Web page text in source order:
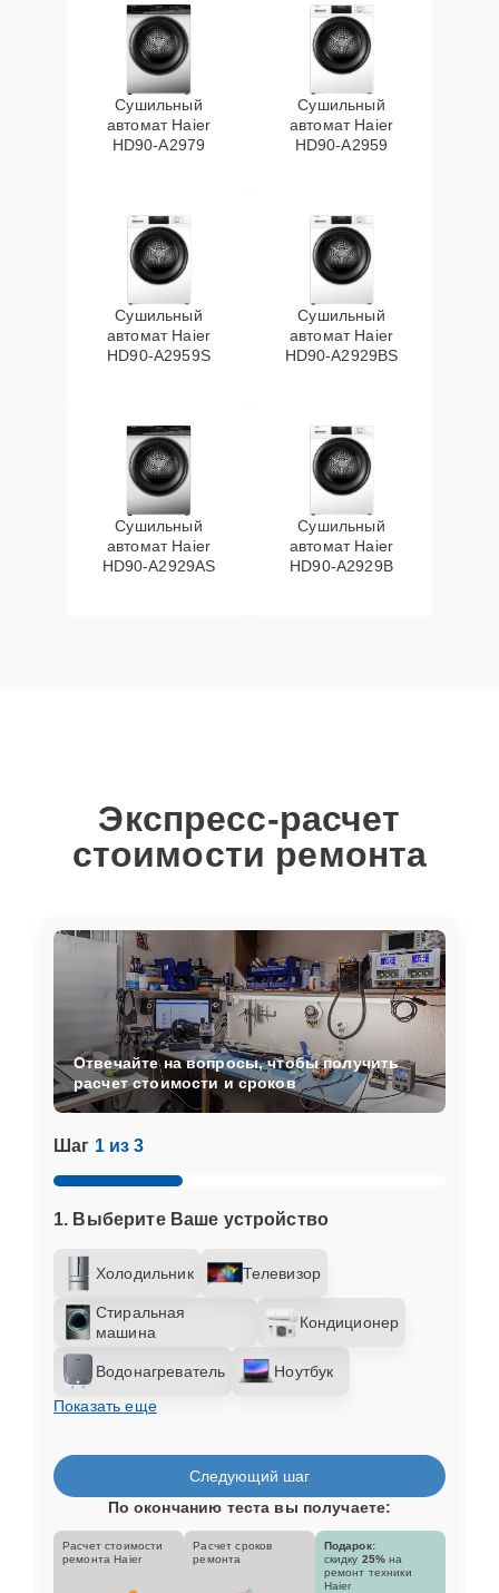
Сушильный
автомат Haier
HD90-A2979
Сушильный
автомат Haier
HD90-A2959
Сушильный
автомат Haier
HD90-A2959S
Сушильный
автомат Haier
HD90-A2929BS
Сушильный
автомат Haier
HD90-A2929AS
Сушильный
автомат Haier
HD90-A2929B
Экспресс-расчет
стоимости ремонта
Шаг 1 из 3
1. Выберите Ваше устройство
Холодильник Телевизор
Стиральная
машина
Кондиционер
Водонагреватель
Ноутбук
Показать еще
Отвечайте на вопросы, чтобы получить
расчет стоимости и сроков
Следующий шаг
По окончанию теста вы получаете:
Расчет стоимости
ремонта Haier
Расчет сроков
ремонта
Подарок:
скидку 25% на
ремонт техники
Haier